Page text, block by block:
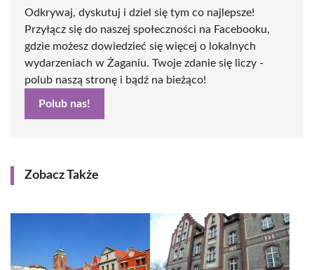
Odkrywaj, dyskutuj i dziel się tym co najlepsze!
Przyłącz się do naszej społeczności na Facebooku,
gdzie możesz dowiedzieć się więcej o lokalnych
wydarzeniach w Żaganiu. Twoje zdanie się liczy -
polub naszą stronę i bądź na bieżąco!
Polub nas!
Zobacz Także